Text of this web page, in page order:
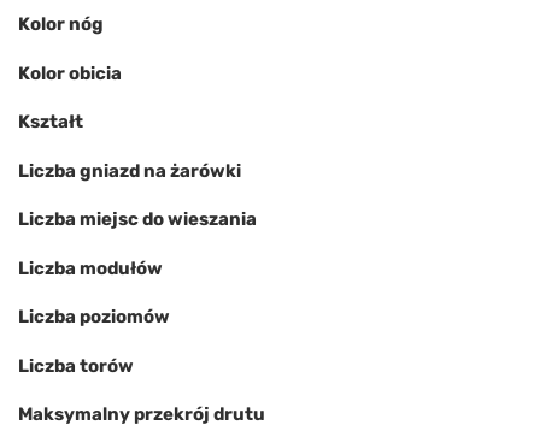
Kolor nóg
Kolor obicia
Kształt
Liczba gniazd na żarówki
Liczba miejsc do wieszania
Liczba modułów
Liczba poziomów
Liczba torów
Maksymalny przekrój drutu